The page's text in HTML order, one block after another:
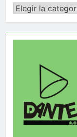
Categorías